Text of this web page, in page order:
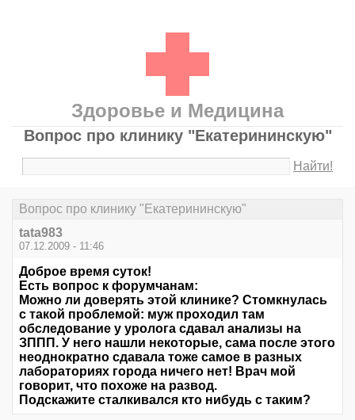
Здоровье и Медицина
Вопрос про клинику "Екатерининскую"
Найти!
Вопрос про клинику "Екатерининскую"
tata983
07.12.2009 - 11:46
Доброе время суток!
Есть вопрос к форумчанам:
Можно ли доверять этой клинике? Стомкнулась
с такой проблемой: муж проходил там
обследование у уролога сдавал анализы на
ЗППП. У него нашли некоторые, сама после этого
неоднократно сдавала тоже самое в разных
лабораториях города ничего нет! Врач мой
говорит, что похоже на развод.
Подскажите сталкивался кто нибудь с таким?